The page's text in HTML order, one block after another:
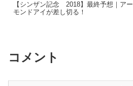
【シンザン記念 2018】最終予想｜アー
モンドアイが差し切る！
コメント